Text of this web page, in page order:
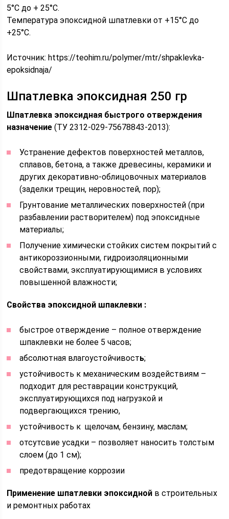
5°С до + 25°С.
Температура эпоксидной шпатлевки от +15°С до
+25°С.
Источник:https://teohim.ru/polymer/mtr/shpaklevka-
epoksidnaja/
Шпатлевка эпоксидная 250 гр
Шпатлевка эпоксидная быстрого отверждения
назначение (ТУ 2312-029-75678843-2013):
Устранение дефектов поверхностей металлов,
сплавов, бетона, а также древесины, керамики и
других декоративно-облицовочных материалов
(заделки трещин, неровностей, пор);
Грунтование металлических поверхностей (при
разбавлении растворителем) под эпоксидные
материалы;
Получение химически стойких систем покрытий с
антикороззионными, гидроизоляционными
свойствами, эксплуатирующимися в условиях
повышенной влажности;
Свойства эпоксидной шпаклевки :
быстрое отверждение – полное отверждение
шпаклевки не более 5 часов;
абсолютная влагоустойчивость;
устойчивость к механическим воздействиям –
подходит для реставрации конструкций,
эксплуатирующихся под нагрузкой и
подвергающихся трению,
устойчивость к щелочам, бензину, маслам;
отсутсвие усадки – позволяет наносить толстым
слоем (до 1 см);
предотвращение коррозии
Применение шпатлевки эпоксидной в строительных
и ремонтных работах